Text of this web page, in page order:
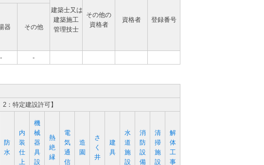
建築士又は
建築施工
管理技士
その他の
資格者
資格者 登録番号
器 その他
- -
：特定建設許可】
防
水
内
装
仕
上
機
械
器
具
設
熱
絶
縁
電
気
通
信
造
園
さ
く
井
建
具
水
道
施
設
消
防
設
備
清
掃
施
設
解
体
工
事